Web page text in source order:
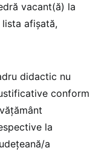
vacant(ă) la
afișată,
didactic nu
conform
la
a